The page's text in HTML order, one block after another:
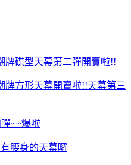
牌碟型天幕第二彈開賣啦!!
牌方形天幕開賣啦!!天幕第三
~~爆啦
腰身的天幕囉